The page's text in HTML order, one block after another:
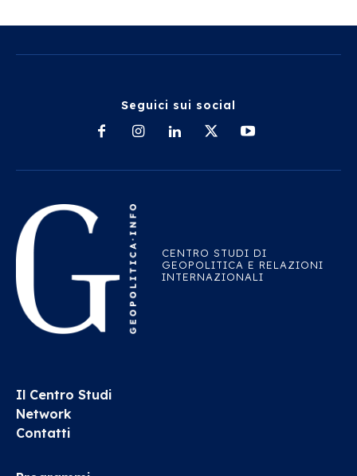
Seguici sui social
CENTRO STUDI DI
GEOPOLITICA E RELAZIONI
INTERNAZIONALI
Il Centro Studi
Network
Contatti